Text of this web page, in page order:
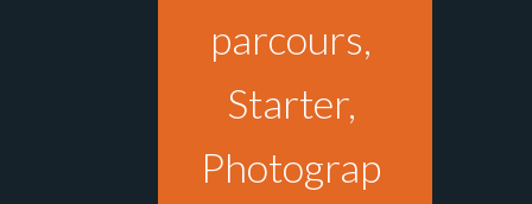
parcours,
Starter,
Photograp